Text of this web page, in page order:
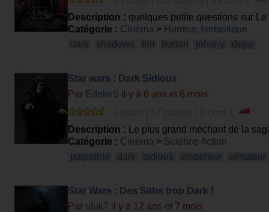
Description : quelques petite questions sur Le
Catégorie : Cinéma > Horreur, fantastique
dark
shadows tim burton johnny depp
Star wars : Dark Sidious
Par EdelwS il y a 6 ans et 6 mois
Description : Le plus grand méchant de la
aimez le personnage et que avez eu
Dark plagueis), ce quizz est fait pour vous
Catégorie : Cinéma > Science-fiction
palpatine
dark sidious empereur sénateur
Star Wars : Des Siths trop Dark !
Par uluk7 il y a 12 ans et 7 mois